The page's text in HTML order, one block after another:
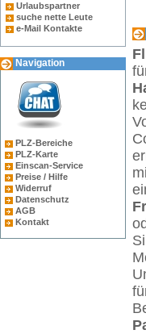
Urlaubspartner
suche nette Leute
e-Mail Kontakte
Navigation
PLZ-Bereiche
PLZ-Karte
Einscan-Service
Preise / Hilfe
Widerruf
Datenschutz
AGB
Kontakt